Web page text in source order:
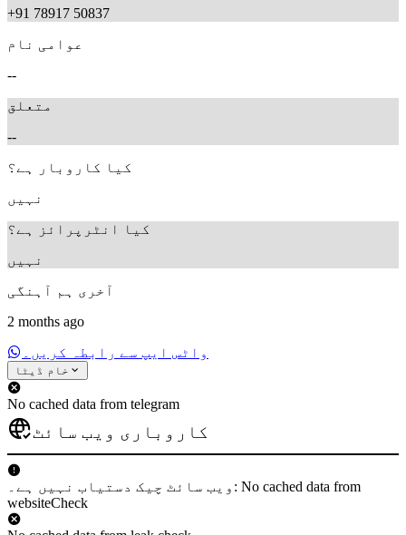
+91 78917 50837
عوامی نام
--
متعلق
--
کیا کاروبار ہے؟
نہیں
کیا انٹرپرائز ہے؟
نہیں
آخری ہم آہنگی
2 months ago
واٹس ایپ سے رابطہ کریں۔
خام ڈیٹا
No cached data from telegram
کاروباری ویب سائٹ
ویب سائٹ چیک دستیاب نہیں ہے۔: No cached data from
websiteCheck